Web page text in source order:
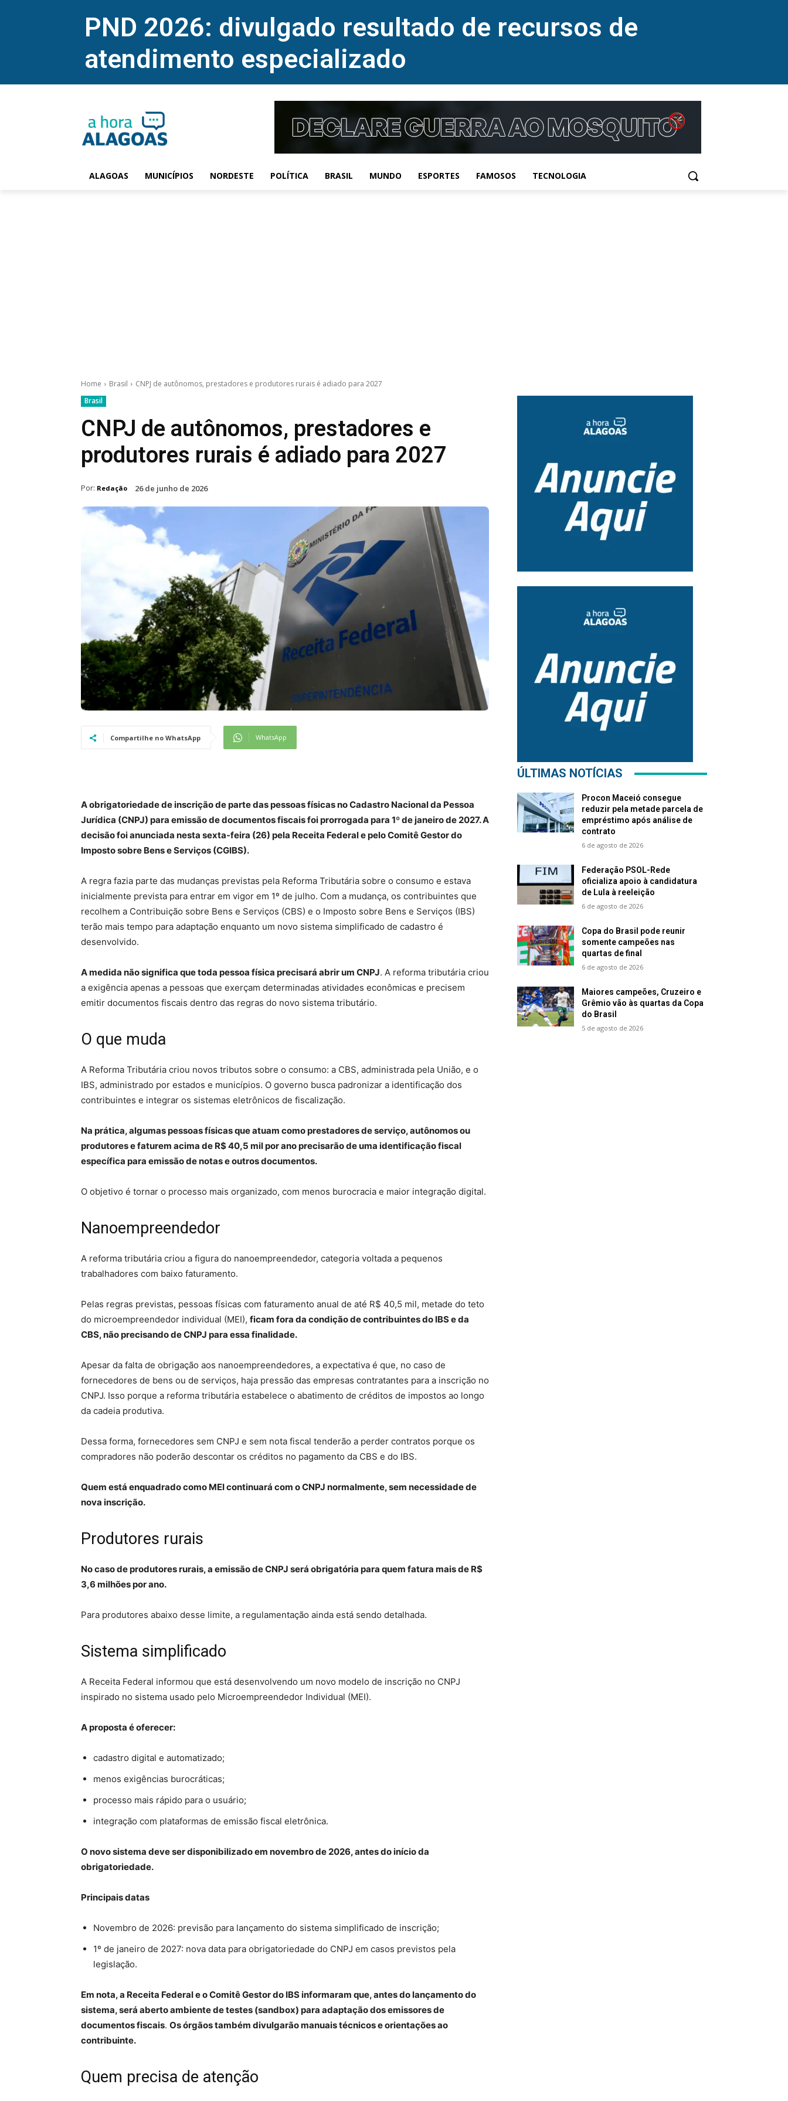
PND 2026: divulgado resultado de recursos de
atendimento especializado
ALAGOAS MUNICÍPIOS NORDESTE POLÍTICA BRASIL MUNDO ESPORTES FAMOSOS TECNOLOGIA
Home Brasil
CNPJ de autônomos, prestadores e produtores rurais é adiado para 2027
Brasil
CNPJ de autônomos, prestadores e
produtores rurais é adiado para 2027
Por: Redação 26 de junho de 2026
Compartilhe no WhatsApp WhatsApp
A obrigatoriedade de inscrição de parte das pessoas físicas no Cadastro Nacional da Pessoa
Jurídica (CNPJ) para emissão de documentos fiscais foi prorrogada para 1º de janeiro de 2027. A
decisão foi anunciada nesta sexta-feira (26) pela Receita Federal e pelo Comitê Gestor do
Imposto sobre Bens e Serviços (CGIBS).
A regra fazia parte das mudanças previstas pela Reforma Tributária sobre o consumo e estava
inicialmente prevista para entrar em vigor em 1º de julho. Com a mudança, os contribuintes que
recolhem a Contribuição sobre Bens e Serviços (CBS) e o Imposto sobre Bens e Serviços (IBS)
terão mais tempo para adaptação enquanto um novo sistema simplificado de cadastro é
desenvolvido.
A medida não significa que toda pessoa física precisará abrir um CNPJ. A reforma tributária criou
a exigência apenas a pessoas que exerçam determinadas atividades econômicas e precisem
emitir documentos fiscais dentro das regras do novo sistema tributário.
O que muda
A Reforma Tributária criou novos tributos sobre o consumo: a CBS, administrada pela União, e o
IBS, administrado por estados e municípios. O governo busca padronizar a identificação dos
contribuintes e integrar os sistemas eletrônicos de fiscalização.
Na prática, algumas pessoas físicas que atuam como prestadores de serviço, autônomos ou
produtores e faturem acima de R$ 40,5 mil por ano precisarão de uma identificação fiscal
específica para emissão de notas e outros documentos.
O objetivo é tornar o processo mais organizado, com menos burocracia e maior integração digital.
Nanoempreendedor
A reforma tributária criou a figura do nanoempreendedor, categoria voltada a pequenos
trabalhadores com baixo faturamento.
Pelas regras previstas, pessoas físicas com faturamento anual de até R$ 40,5 mil, metade do teto
do microempreendedor individual (MEI), ficam fora da condição de contribuintes do IBS e da
CBS, não precisando de CNPJ para essa finalidade.
Apesar da falta de obrigação aos nanoempreendedores, a expectativa é que, no caso de
fornecedores de bens ou de serviços, haja pressão das empresas contratantes para a inscrição no
CNPJ. Isso porque a reforma tributária estabelece o abatimento de créditos de impostos ao longo
da cadeia produtiva.
Dessa forma, fornecedores sem CNPJ e sem nota fiscal tenderão a perder contratos porque os
compradores não poderão descontar os créditos no pagamento da CBS e do IBS.
Quem está enquadrado como MEI continuará com o CNPJ normalmente, sem necessidade de
nova inscrição.
Produtores rurais
No caso de produtores rurais, a emissão de CNPJ será obrigatória para quem fatura mais de R$
3,6 milhões por ano.
Para produtores abaixo desse limite, a regulamentação ainda está sendo detalhada.
Sistema simplificado
A Receita Federal informou que está desenvolvendo um novo modelo de inscrição no CNPJ
inspirado no sistema usado pelo Microempreendedor Individual (MEI).
A proposta é oferecer:
cadastro digital e automatizado;
menos exigências burocráticas;
processo mais rápido para o usuário;
integração com plataformas de emissão fiscal eletrônica.
O novo sistema deve ser disponibilizado em novembro de 2026, antes do início da
obrigatoriedade.
Principais datas
Novembro de 2026: previsão para lançamento do sistema simplificado de inscrição;
1º de janeiro de 2027: nova data para obrigatoriedade do CNPJ em casos previstos pela
legislação.
Em nota, a Receita Federal e o Comitê Gestor do IBS informaram que, antes do lançamento do
sistema, será aberto ambiente de testes (sandbox) para adaptação dos emissores de
documentos fiscais. Os órgãos também divulgarão manuais técnicos e orientações ao
contribuinte.
Quem precisa de atenção
ÚLTIMAS NOTÍCIAS
Procon Maceió consegue
reduzir pela metade parcela de
empréstimo após análise de
contrato
6 de agosto de 2026
Federação PSOL-Rede
oficializa apoio à candidatura
de Lula à reeleição
6 de agosto de 2026
Copa do Brasil pode reunir
somente campeões nas
quartas de final
6 de agosto de 2026
Maiores campeões, Cruzeiro e
Grêmio vão às quartas da Copa
do Brasil
5 de agosto de 2026